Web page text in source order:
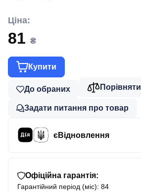
Ціна:
81 ₴
Купити
До обраних Порівняти
Задати питання про товар
єВідновлення
Офіційна гарантія:
Гарантійний період (міс): 84